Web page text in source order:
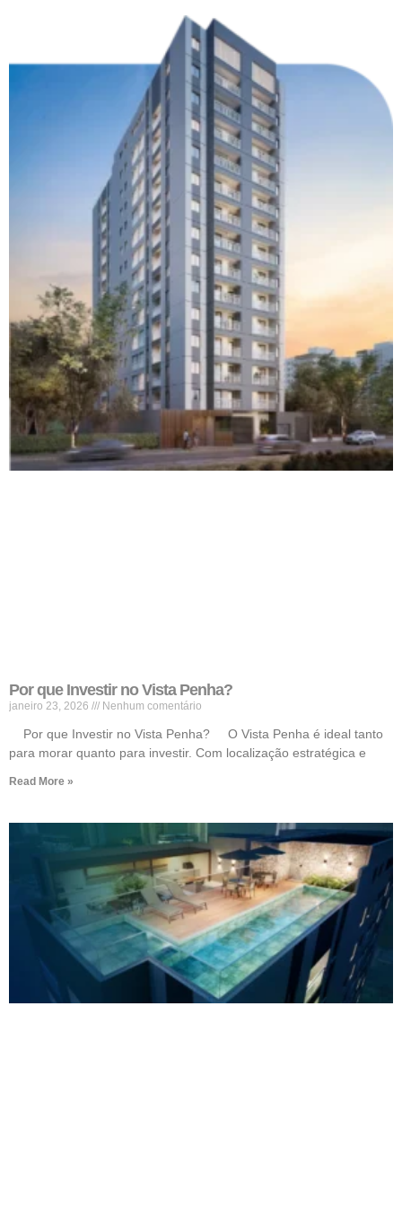
Por que Investir no Vista Penha?
janeiro 23, 2026 Nenhum comentário
Por que Investir no Vista Penha? O Vista Penha é ideal tanto
para morar quanto para investir. Com localização estratégica e
Read More »